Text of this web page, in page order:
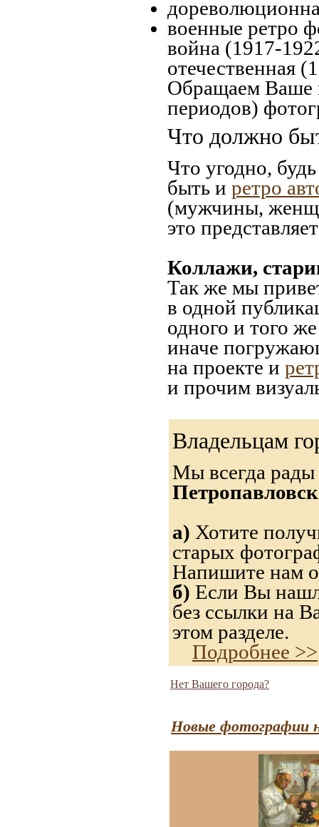
военные ретро
война (1917-
отечественная
Обращаем Ваше
периодов)
Что должно
Что угодно,
быть и ретро
(мужчины,
это
Коллажи,
Так же мы
в одной
одного и того
иначе
на проекте и
и прочим
Владельцам
Мы всегда
а) Хотите
старых
Напишите нам
б) Если Вы
без ссылки на
этом разделе.
Подробнее >>
Нет Вашего города?
Новые фотографии